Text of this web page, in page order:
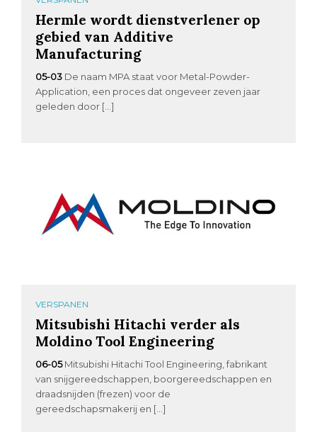
Hermle wordt dienstverlener op
gebied van Additive
Manufacturing
05-03 De naam MPA staat voor Metal-Powder-
Application, een proces dat ongeveer zeven jaar
geleden door […]
VERSPANEN
Mitsubishi Hitachi verder als
Moldino Tool Engineering
06-05 Mitsubishi Hitachi Tool Engineering, fabrikant
van snijgereedschappen, boorgereedschappen en
draadsnijden (frezen) voor de
gereedschapsmakerij en […]